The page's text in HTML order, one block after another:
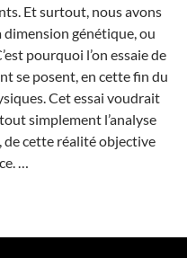
Et surtout, nous avons
dimension génétique, ou
pourquoi l’on essaie de
se posent, en cette fin du
Cet essai voudrait
simplement l’analyse
de cette réalité objective
…